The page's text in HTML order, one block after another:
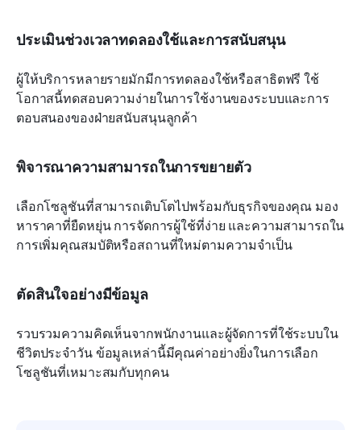
ประเมินช่วงเวลาทดลองใช้และการสนับสนุน
ผู้ให้บริการหลายรายมักมีการทดลองใช้หรือสาธิตฟรี ใช้
โอกาสนี้ทดสอบความง่ายในการใช้งานของระบบและการ
ตอบสนองของฝ่ายสนับสนุนลูกค้า
พิจารณาความสามารถในการขยายตัว
เลือกโซลูชันที่สามารถเติบโตไปพร้อมกับธุรกิจของคุณ มอง
หาราคาที่ยืดหยุ่น การจัดการผู้ใช้ที่ง่าย และความสามารถใน
การเพิ่มคุณสมบัติหรือสถานที่ใหม่ตามความจำเป็น
ตัดสินใจอย่างมีข้อมูล
รวบรวมความคิดเห็นจากพนักงานและผู้จัดการที่ใช้ระบบใน
ชีวิตประจำวัน ข้อมูลเหล่านี้มีคุณค่าอย่างยิ่งในการเลือก
โซลูชันที่เหมาะสมกับทุกคน